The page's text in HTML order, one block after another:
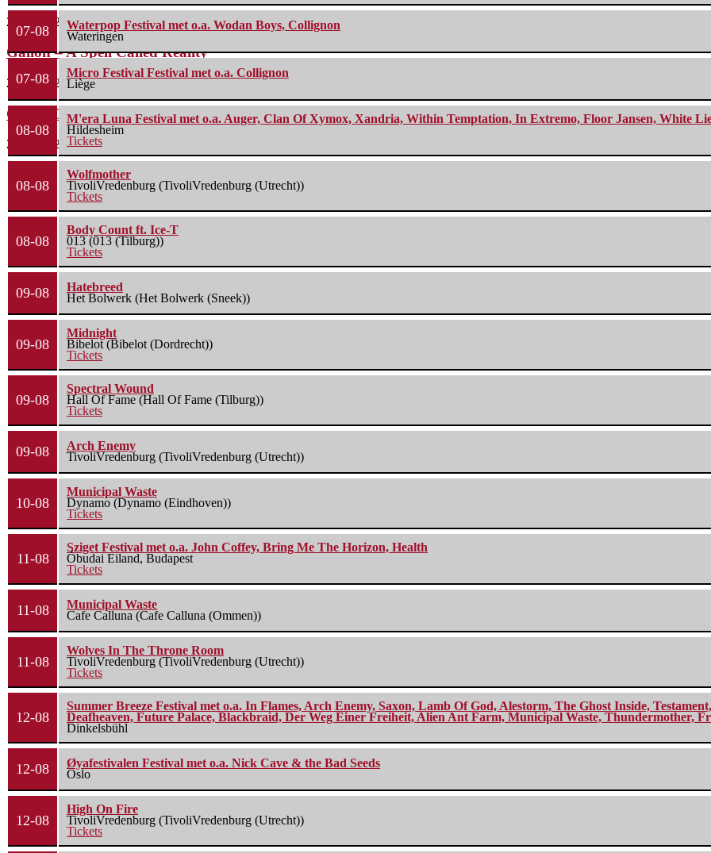
22 juli 2026
Gallon – A Spell Called Reality
22 juli 2026
Green Carnation – A Dark Poem II: Sanguis
20 juli 2026
07-08
Waterpop Festival met o.a. Wodan Boys, Collignon
Wateringen
07-08
Micro Festival Festival met o.a. Collignon
Liège
08-08
M'era Luna Festival met o.a. Auger, Clan Of Xymox, Xandria, Within Temptation, In Extremo, Floor Jansen, White
Hildesheim
Tickets
08-08
Wolfmother
TivoliVredenburg (TivoliVredenburg (Utrecht))
Tickets
08-08
Body Count ft. Ice-T
013 (013 (Tilburg))
Tickets
09-08
Hatebreed
Het Bolwerk (Het Bolwerk (Sneek))
09-08
Midnight
Bibelot (Bibelot (Dordrecht))
Tickets
09-08
Spectral Wound
Hall Of Fame (Hall Of Fame (Tilburg))
Tickets
09-08
Arch Enemy
TivoliVredenburg (TivoliVredenburg (Utrecht))
10-08
Municipal Waste
Dynamo (Dynamo (Eindhoven))
Tickets
11-08
Sziget Festival met o.a. John Coffey, Bring Me The Horizon, Health
Óbudai Eiland, Budapest
Tickets
11-08
Municipal Waste
Cafe Calluna (Cafe Calluna (Ommen))
11-08
Wolves In The Throne Room
TivoliVredenburg (TivoliVredenburg (Utrecht))
Tickets
12-08
Summer Breeze Festival met o.a. In Flames, Arch Enemy, Saxon, Lamb Of God, Alestorm, The Ghost Inside,
Deafheaven, Future Palace, Blackbraid, Der Weg Einer Freiheit, Alien Ant Farm, Municipal Waste, Thundermother,
Dinkelsbühl
12-08
Øyafestivalen Festival met o.a. Nick Cave & the Bad Seeds
Oslo
12-08
High On Fire
TivoliVredenburg (TivoliVredenburg (Utrecht))
Tickets